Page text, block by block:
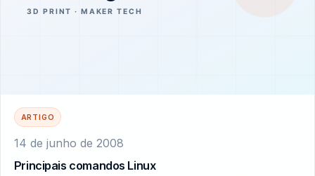
ARTIGO
14 de junho de 2008
Principais comandos Linux